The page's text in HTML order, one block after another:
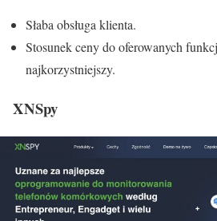
Słaba obsługa klienta.
Stosunek ceny do oferowanych
najkorzystniejszy.
XNSpy